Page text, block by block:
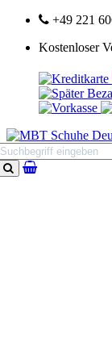
+49 221
Kostenloser
Suchen